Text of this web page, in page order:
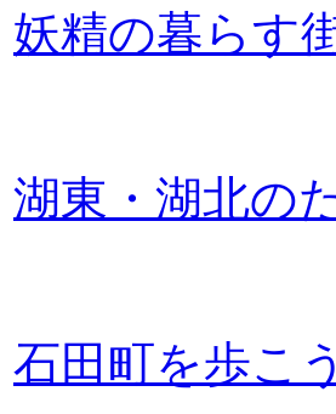
妖精の暮らす
湖東・湖北の
石田町を歩こ